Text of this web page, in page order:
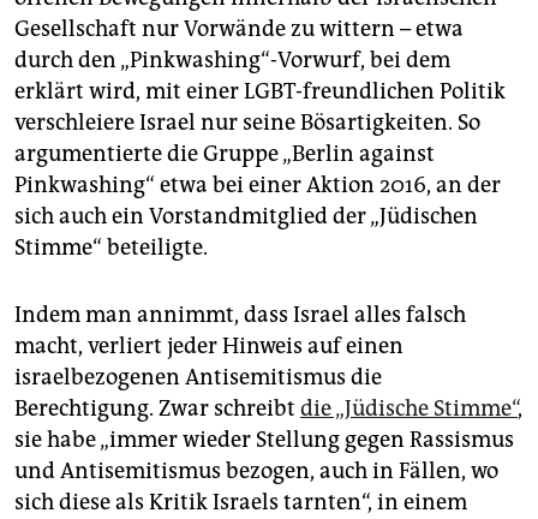
Gesellschaft nur Vorwände zu wittern – etwa
durch den „Pinkwashing“-Vorwurf, bei dem
erklärt wird, mit einer LGBT-freundlichen Politik
verschleiere Israel nur seine Bösartigkeiten. So
argumentierte die Gruppe „Berlin against
Pinkwashing“ etwa bei einer Aktion 2016, an der
sich auch ein Vorstandmitglied der „Jüdischen
Stimme“ beteiligte.
Indem man annimmt, dass Israel alles falsch
macht, verliert jeder Hinweis auf einen
israelbezogenen Antisemitismus die
Berechtigung. Zwar schreibt die „Jüdische Stimme“,
sie habe „immer wieder Stellung gegen Rassismus
und Antisemitismus bezogen, auch in Fällen, wo
sich diese als Kritik Israels tarnten“, in einem